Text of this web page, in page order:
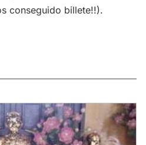
conseguido billete!!).